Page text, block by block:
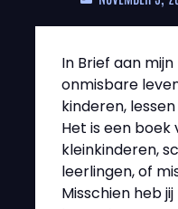
In Brief aan
onmisbare
kinderen,
Het is een boek
kleinkinderen,
leerlingen, of
Misschien heb